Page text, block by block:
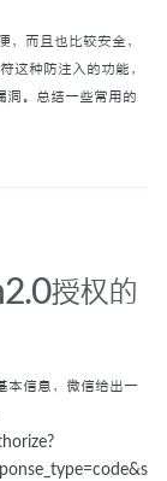
而且也比较安全，
这种防注入的功能，
洞。总结一些常用的
授权的
本信息，微信给出一